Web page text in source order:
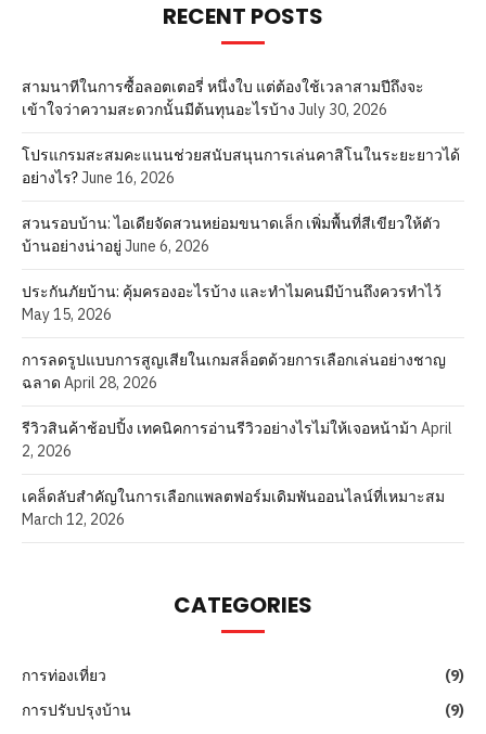
RECENT POSTS
สามนาทีในการซื้อลอตเตอรี่ หนึ่งใบ แต่ต้องใช้เวลาสามปีถึงจะ
เข้าใจว่าความสะดวกนั้นมีต้นทุนอะไรบ้าง July 30, 2026
โปรแกรมสะสมคะแนนช่วยสนับสนุนการเล่นคาสิโนในระยะยาวได้
อย่างไร?June 16, 2026
สวนรอบบ้าน: ไอเดียจัดสวนหย่อมขนาดเล็ก เพิ่มพื้นที่สีเขียวให้ตัว
บ้านอย่างน่าอยู่ June 6, 2026
ประกันภัยบ้าน: คุ้มครองอะไรบ้าง และทำไมคนมีบ้านถึงควรทำไว้
May 15, 2026
การลดรูปแบบการสูญเสียในเกมสล็อตด้วยการเลือกเล่นอย่างชาญ
ฉลาด April 28, 2026
รีวิวสินค้าช้อปปิ้ง เทคนิคการอ่านรีวิวอย่างไรไม่ให้เจอหน้าม้า April
2, 2026
เคล็ดลับสำคัญในการเลือกแพลตฟอร์มเดิมพันออนไลน์ที่เหมาะสม
March 12, 2026
CATEGORIES
การท่องเที่ยว
(9)
การปรับปรุงบ้าน
(9)